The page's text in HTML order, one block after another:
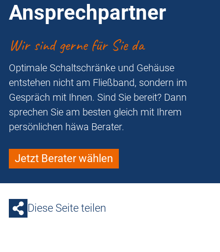
Ansprechpartner
Wir sind gerne für Sie da
Optimale Schaltschränke und Gehäuse
entstehen nicht am Fließband, sondern im
Gespräch mit Ihnen. Sind Sie bereit? Dann
sprechen Sie am besten gleich mit Ihrem
persönlichen häwa Berater.
Jetzt Berater wählen
Diese Seite teilen